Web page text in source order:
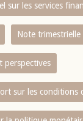
sur les services
Note
perspectives
sur les conditions